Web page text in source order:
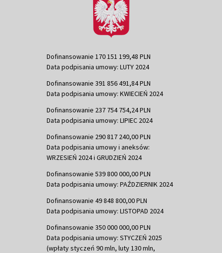
Dofinansowanie 170 151 199,48 PLN
Data podpisania umowy: LUTY 2024
Dofinansowanie 391 856 491,84 PLN
Data podpisania umowy: KWIECIEŃ 2024
Dofinansowanie 237 754 754,24 PLN
Data podpisania umowy: LIPIEC 2024
Dofinansowanie 290 817 240,00 PLN
Data podpisania umowy i aneksów:
WRZESIEŃ 2024 i GRUDZIEŃ 2024
Dofinansowanie 539 800 000,00 PLN
Data podpisania umowy: PAŹDZIERNIK 2024
Dofinansowanie 49 848 800,00 PLN
Data podpisania umowy: LISTOPAD 2024
Dofinansowanie 350 000 000,00 PLN
Data podpisania umowy: STYCZEŃ 2025
(wpłaty styczeń 90 mln, luty 130 mln,